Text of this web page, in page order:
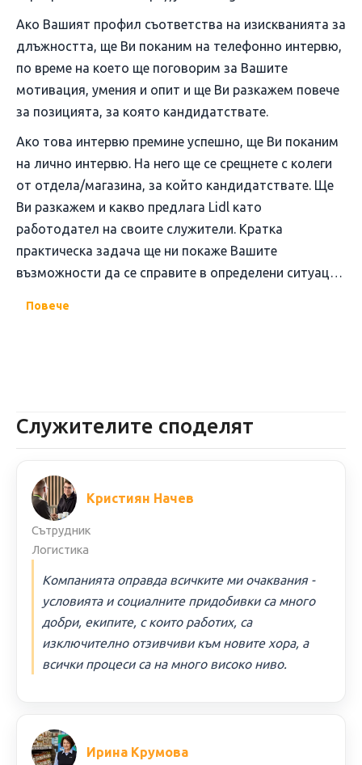
Ако Вашият профил съответства на изискванията за
длъжността, ще Ви поканим на телефонно интервю,
по време на което ще поговорим за Вашите
мотивация, умения и опит и ще Ви разкажем повече
за позицията, за която кандидатствате.
Ако това интервю премине успешно, ще Ви поканим
на лично интервю. На него ще се срещнете с колеги
от отдела/магазина, за който кандидатствате. Ще
Ви разкажем и какво предлага Lidl като
работодател на своите служители. Кратка
практическа задача ще ни покаже Вашите
възможности да се справите в определени ситуации
Повече
Служителите споделят
Кристиян Начев
Сътрудник
Логистика
Компанията оправда всичките ми очаквания -
условията и социалните придобивки са много
добри, екипите, с които работих, са
изключително отзивчиви към новите хора, а
всички процеси са на много високо ниво.
Ирина Крумова